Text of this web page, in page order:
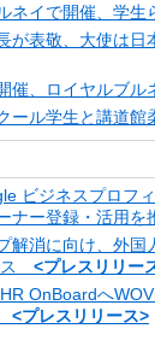
ネイで開催、学生
が表敬、大使は
催、ロイヤルブル
ール学生と講道館
ビジネスプロフ
ナー登録・活用
解消に向け、外国
ス <プレスリリー
OnBoardへ
<プレスリリース>